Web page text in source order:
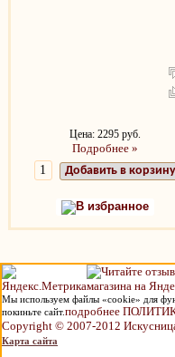
Цена: 2295 руб.
Подробнее »
Добавить в корзину
В избранное
Мы используем файлы «cookie» для
покиньте сайт.подробнее
Copyright © 2007-2012
Карта сайта